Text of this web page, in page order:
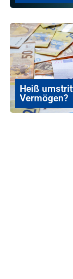
Heiß
Vermögen?